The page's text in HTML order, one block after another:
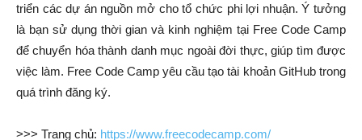
triển các dự án nguồn mở cho tổ chức phi lợi nhuận. Ý tưởng
là bạn sử dụng thời gian và kinh nghiệm tại Free Code Camp
để chuyển hóa thành danh mục ngoài đời thực, giúp tìm được
việc làm. Free Code Camp yêu cầu tạo tài khoản GitHub trong
quá trình đăng ký.
>>> Trang chủ: https://www.freecodecamp.com/